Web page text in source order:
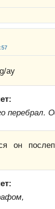
перебрал.
он